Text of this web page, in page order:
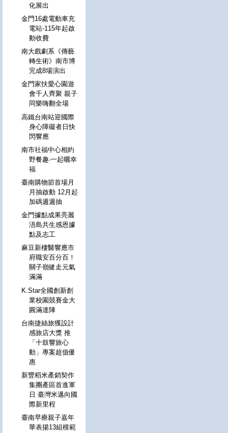
化展出
金門16處電動車充
電站-115年起啟
動收費
南大戲劇系《傳藝
轉生術》南市博
完成8場演出
金門家扶愛心園遊
會千人齊聚 親子
同樂嗨翻全場
高鐵台南站迎國際
身心障礙者日快
閃響應
南市社福中心相約
野餐趣‧一起曬幸
福
臺南購物節首場月
月抽啟動 12月起
加碼週週抽
金門據點成果亮麗
浯島共生感恩據
點及志工
麻豆新樓醫響應市
府職安百分百！
關子嶺健走元氣
滿滿
K.Star全國創新創
業校園競賽金大
圓滿達陣
台南捷絲旅獲設計
感旅店大獎 推
「十鼓響旅心
動」專案超值優
惠
新豐稻米產銷契作
集團產區首進軍
日 臺灣米邁向國
際新里程
臺南早療親子嘉年
華表揚13組模範